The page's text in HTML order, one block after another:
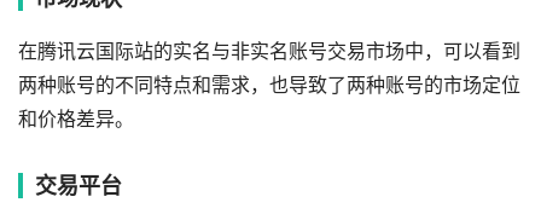
在腾讯云国际站的实名与非实名账号交易市场中，可以看到
两种账号的不同特点和需求，也导致了两种账号的市场定位
和价格差异。
交易平台